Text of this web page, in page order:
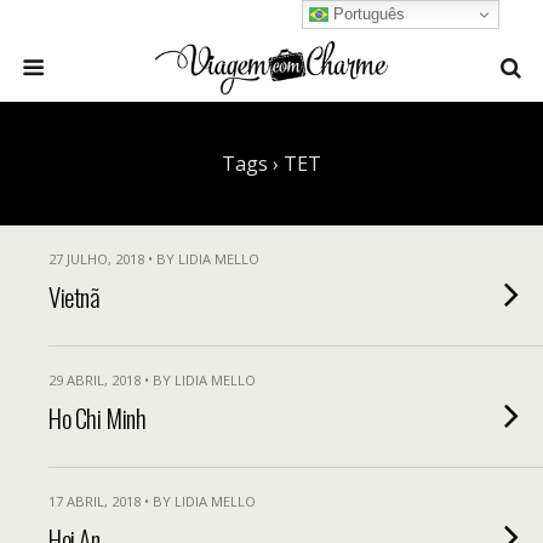
Tags › TET
27 JULHO, 2018 • BY LIDIA MELLO
Vietnã
29 ABRIL, 2018 • BY LIDIA MELLO
Ho Chi Minh
17 ABRIL, 2018 • BY LIDIA MELLO
Português